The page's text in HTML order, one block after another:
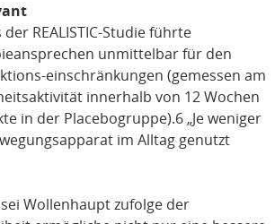
REALISTIC-Studie führte
unmittelbar für den
einschränkungen (gemessen am
innerhalb von 12 Wochen
in der Placebogruppe).6 „Je weniger
im Alltag genutzt
Wollenhaupt zufolge der